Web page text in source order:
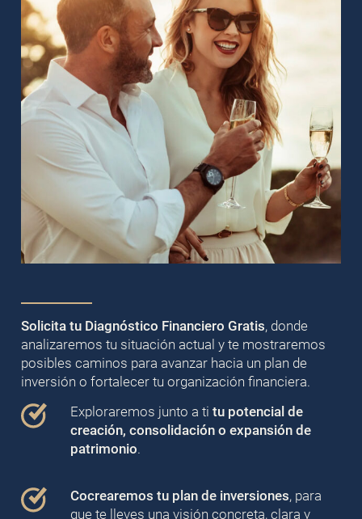
Solicita tu Diagnóstico Financiero Gratis, donde
analizaremos tu situación actual y te mostraremos
posibles caminos para avanzar hacia un plan de
inversión o fortalecer tu organización financiera.
Exploraremos junto a ti tu potencial de
creación, consolidación o expansión de
patrimonio.
Cocrearemos tu plan de inversiones, para
que te lleves una visión concreta, clara y